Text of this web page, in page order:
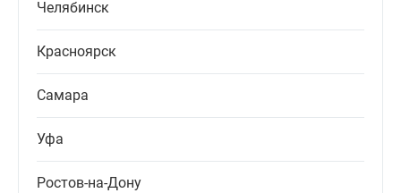
Челябинск
Красноярск
Самара
Уфа
Ростов-на-Дону